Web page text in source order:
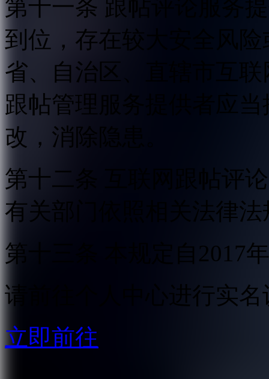
第十一条 跟帖评论服务
到位，存在较大安全风
省、自治区、直辖市互
跟帖管理服务提供者应
改，消除隐患。
第十二条 互联网跟帖评
有关部门依照相关法律
第十三条 本规定自2017
请前往个人中心进行实名
立即前往